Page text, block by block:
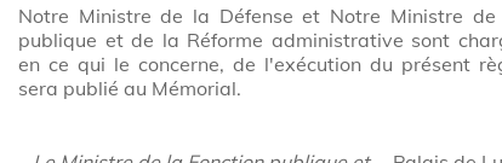
Notre Ministre de la Défense et Notre Ministre de
publique et de la Réforme administrative sont
en ce qui le concerne, de l'exécution du présent
sera publié au Mémorial.